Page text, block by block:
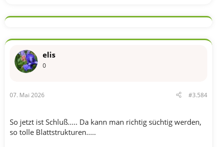
k
o
e
n
elis
0
07. Mai 2026 #3.584
So jetzt ist Schluß..... Da kann man richtig süchtig werden,
so tolle Blattstrukturen.....